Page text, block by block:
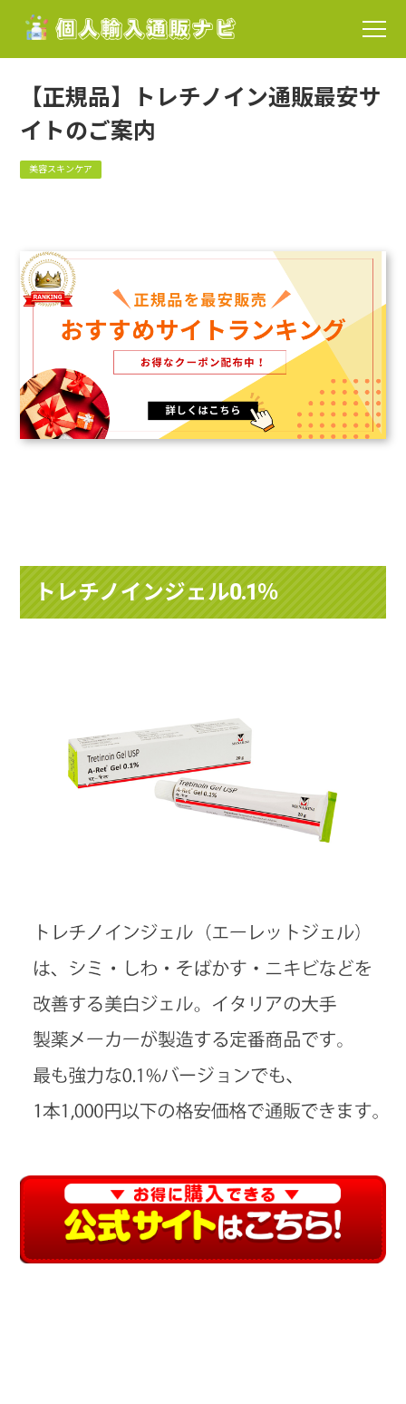
【正規品】トレチノイン通販最安サ
イトのご案内
美容スキンケア
トレチノインジェル0.1％